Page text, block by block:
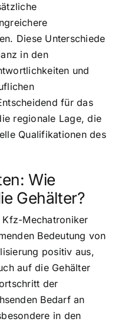
Diese Unterschiede
in den
und
für das
regionale Lage, die
Qualifikationen des
Wie
Gehälter?
Kfz-Mechatroniker
Bedeutung von
positiv aus,
auf die Gehälter
der
Bedarf an
in den